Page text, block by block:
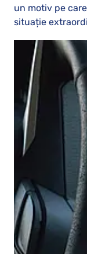
un motiv pe
situație